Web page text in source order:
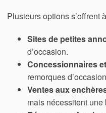
Plusieurs options s’offrent
Sites de petites
d’occasion.
Concessionnaires
remorques
Ventes aux
mais nécessitent